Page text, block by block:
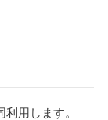
用します。